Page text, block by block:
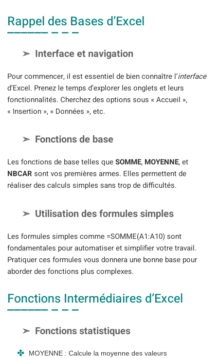
Rappel des Bases d’Excel
Interface et navigation
Pour commencer, il est essentiel de bien connaître l’interface
d’Excel. Prenez le temps d’explorer les onglets et leurs
fonctionnalités. Cherchez des options sous « Accueil »,
« Insertion », « Données », etc.
Fonctions de base
Les fonctions de base telles queSOMME, MOYENNE, et
NBCAR sont vos premières armes. Elles permettent de
réaliser des calculs simples sans trop de difficultés.
Utilisation des formules simples
Les formules simples comme =SOMME(A1:A10) sont
fondamentales pour automatiser et simplifier votre travail.
Pratiquer ces formules vous donnera une bonne base pour
aborder des fonctions plus complexes.
Fonctions Intermédiaires d’Excel
Fonctions statistiques
MOYENNE : Calcule la moyenne des valeurs